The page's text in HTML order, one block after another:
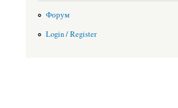
Форум
Login / Register